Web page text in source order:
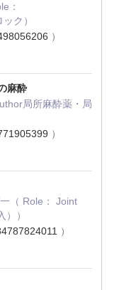
：
ク）
）
麻酔
局所麻酔薬・局
）
（ Role： Joint
）
）